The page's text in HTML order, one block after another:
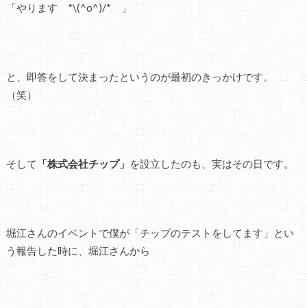
「やります *\(^o^)/* 」
と、即答をして決まったというのが最初のきっかけです。
（笑）
そして 「株式会社チップ」 を設立したのも、実はその日です。
堀江さんのイベントで僕が「チップのテストをしてます」とい
う報告した時に、堀江さんから